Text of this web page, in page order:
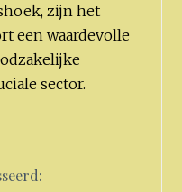
zijn het
een waardevolle
sector.